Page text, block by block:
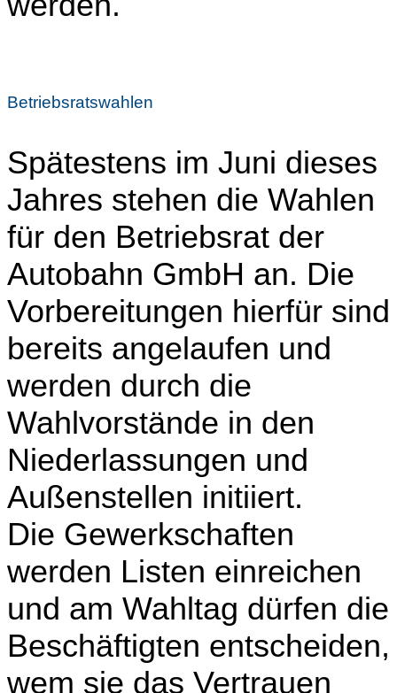
Betriebsratswahlen
Spätestens im Juni dieses
Jahres stehen die Wahlen
für den Betriebsrat der
Autobahn GmbH an. Die
Vorbereitungen hierfür sind
bereits angelaufen und
werden durch die
Wahlvorstände in den
Niederlassungen und
Außenstellen initiiert.
Die Gewerkschaften
werden Listen einreichen
und am Wahltag dürfen die
Beschäftigten entscheiden,
wem sie das Vertrauen